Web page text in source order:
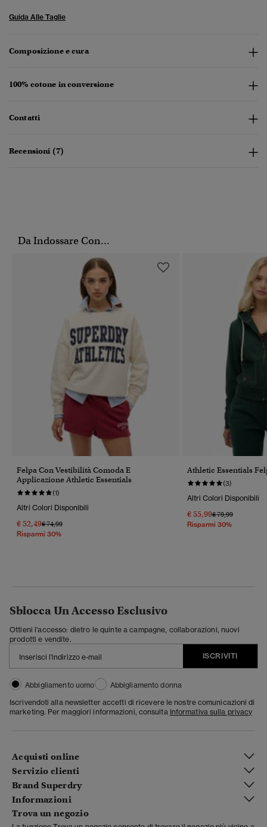
Guida Alle Taglie
Composizione e cura
100% cotone in conversione
Contatti
Recensioni (7)
Da Indossare Con...
Felpa Con Vestibilità Comoda E
Applicazione Athletic Essentials
(1)
Altri Colori Disponibili
€ 52,49Prezzo Ridotto Da
€ 74,99A
Risparmi 30%
Athletic Essentials
(3)
Altri Colori Disponibili
€ 55,99Prezzo Ridotto Da
€ 79,99A
Risparmi 30%
Sblocca Un Accesso Esclusivo
Ottieni l'accesso: dietro le quinte a campagne, collaborazioni, nuovi
prodotti e vendite.
ISCRIVITI
Abbigliamento uomo
Abbigliamento donna
Iscrivendoti alla newsletter accetti di ricevere le nostre comunicazioni di
marketing. Per maggiori informazioni, consulta Informativa sulla privacy
Acquisti online
Servizio clienti
Brand Superdry
Informazioni
Trova un negozio